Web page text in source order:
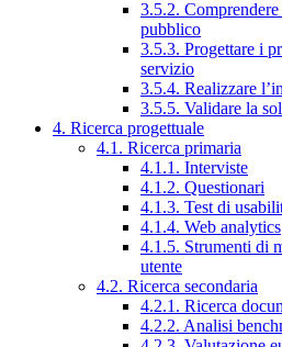
3.5.2.
pubblico
3.5.3. Progettare i
servizio
3.5.4. Realizzare
3.5.5. Validare la
4. Ricerca progettuale
4.1. Ricerca primaria
4.1.1. Interviste
4.1.2. Questionari
4.1.3. Test di
4.1.4. Web analytics
4.1.5. Strumenti di
utente
4.2. Ricerca secondaria
4.2.1. Ricerca
4.2.2. Analisi